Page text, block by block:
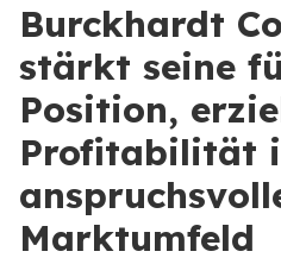
Burckhardt
stärkt seine
Position,
Profitabilität
Marktumfeld